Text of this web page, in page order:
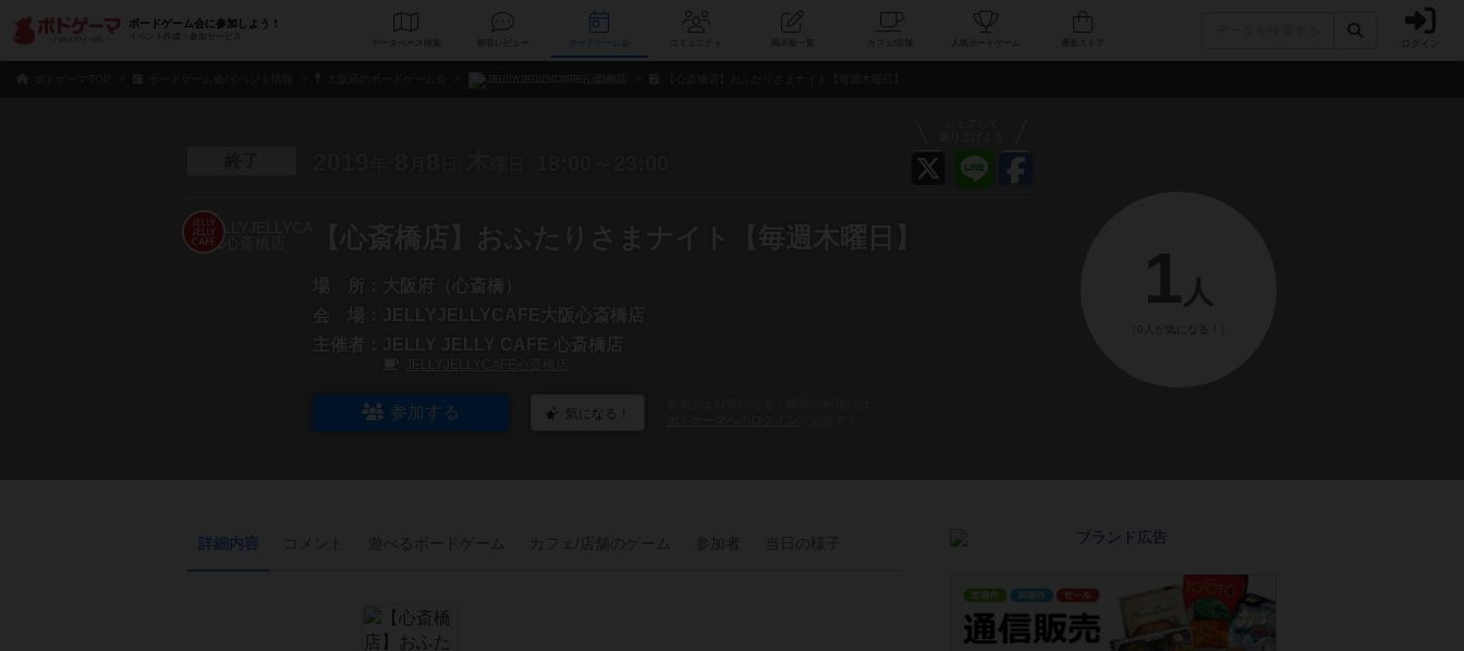
ボードゲーム会に参加しよう！
イベント作成・参加サービス
データベース 新着レビュー コミュニティ 人気ボードゲーム ログイン
【心斎橋店】おふたりさまナイト【毎週木曜日】
場 所：
大阪府（心斎橋）
会 場：
JELLYJELLYCAFE大阪心斎橋店
主催者：
JELLY JELLY CAFE 心斎橋店
参加する 気になる！
1 人
（0人が気になる！）
詳細内容